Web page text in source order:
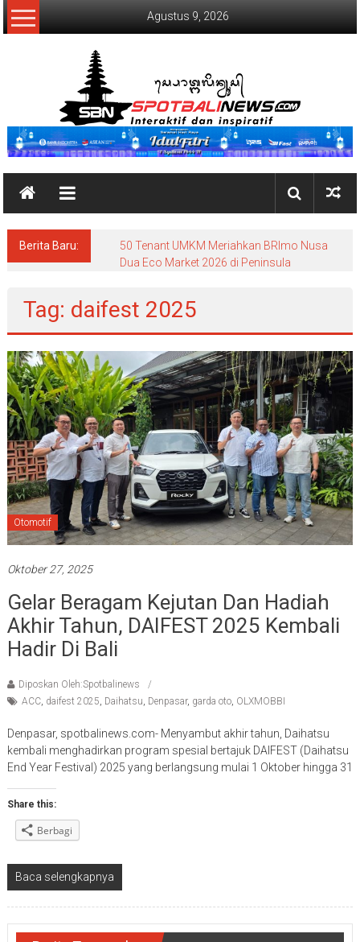
Lompat
ke
Agustus 9, 2026
SpotBaliNews
Berita Baru:
50 Tenant UMKM Meriahkan BRImo Nusa
Dua Eco Market 2026 di Peninsula
Tag: daifest 2025
Otomotif
Oktober 27, 2025
Gelar Beragam Kejutan Dan Hadiah
Akhir Tahun, DAIFEST 2025 Kembali
Hadir Di Bali
Diposkan Oleh:Spotbalinews
ACC, daifest 2025 Daihatsu Denpasar, garda oto, OLXMOBBI
Denpasar, spotbalinews.com- Menyambut akhir tahun, Daihatsu
kembali menghadirkan program spesial bertajuk DAIFEST (Daihatsu
End Year Festival) 2025 yang berlangsung mulai 1 Oktober hingga 31
Share this:
Berbagi
Baca selengkapnya